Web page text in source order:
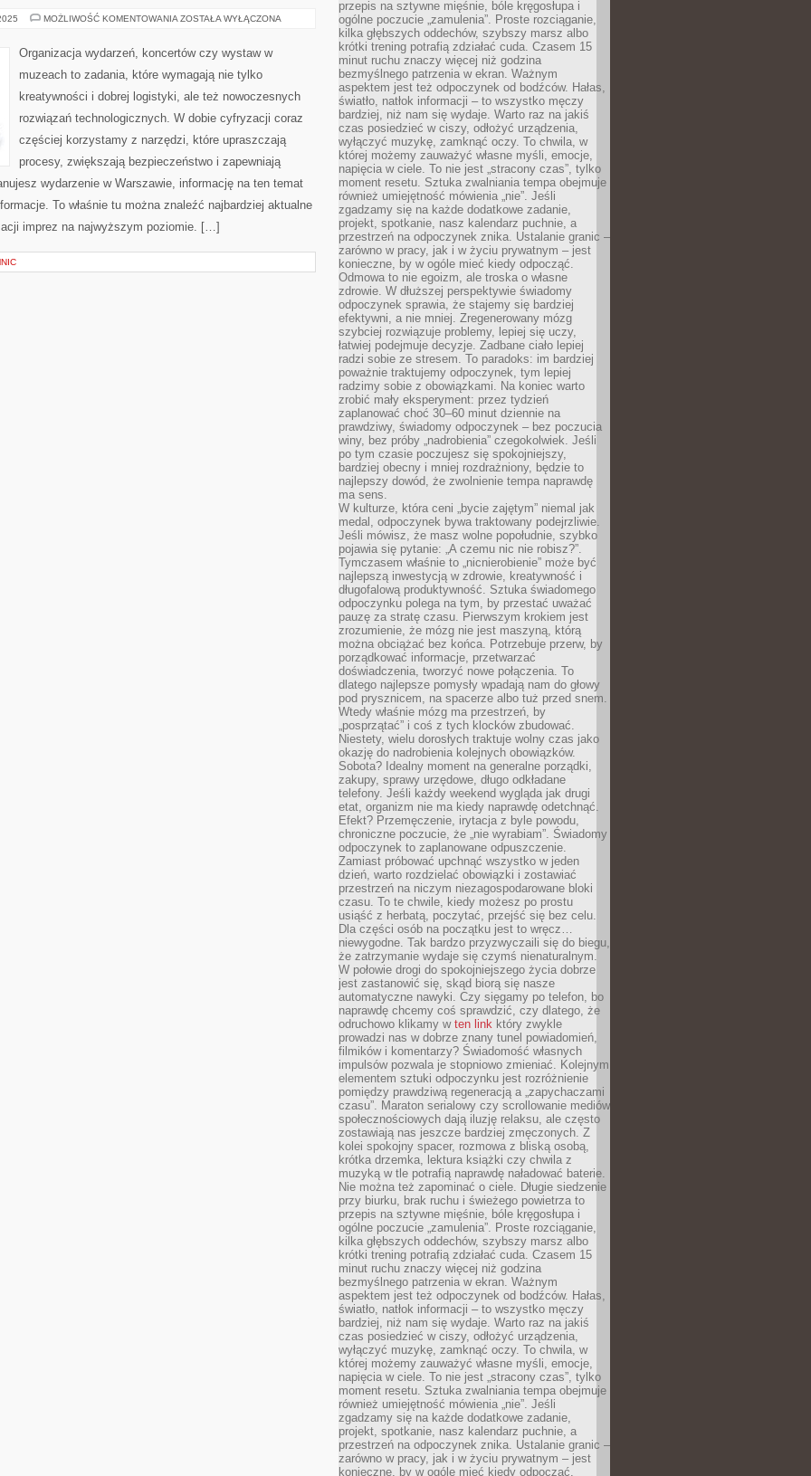
MOŻLIWOŚĆ KOMENTOWANIA WARSZAWA:
HISTORII!
ZOSTAŁA WYŁĄCZONA
Organizacja wydarzeń, koncertów czy wystaw w
muzeach to zadania, które wymagają nie tylko
kreatywności i dobrej logistyki, ale też nowoczesnych
rozwiązań technologicznych. W dobie cyfryzacji coraz
częściej korzystamy z narzędzi, które upraszczają
procesy, zwiększają bezpieczeństwo i zapewniają
wydarzenie w Warszawie, informację na ten temat
To właśnie tu można znaleźć najbardziej aktualne
imprez na najwyższym poziomie. […]
przepis na sztywne mięśnie, bóle kręgosłupa i
ogólne poczucie „zamulenia”. Proste rozciąganie,
kilka głębszych oddechów, szybszy marsz albo
krótki trening potrafią zdziałać cuda. Czasem 15
minut ruchu znaczy więcej niż godzina
bezmyślnego patrzenia w ekran. Ważnym
aspektem jest też odpoczynek od bodźców. Hałas,
światło, natłok informacji – to wszystko męczy
bardziej, niż nam się wydaje. Warto raz na jakiś
czas posiedzieć w ciszy, odłożyć urządzenia,
wyłączyć muzykę, zamknąć oczy. To chwila, w
której możemy zauważyć własne myśli, emocje,
napięcia w ciele. To nie jest „stracony czas”, tylko
moment resetu. Sztuka zwalniania tempa obejmuje
również umiejętność mówienia „nie”. Jeśli
zgadzamy się na każde dodatkowe zadanie,
projekt, spotkanie, nasz kalendarz puchnie, a
przestrzeń na odpoczynek znika. Ustalanie granic –
zarówno w pracy, jak i w życiu prywatnym – jest
konieczne, by w ogóle mieć kiedy odpocząć.
Odmowa to nie egoizm, ale troska o własne
zdrowie. W dłuższej perspektywie świadomy
odpoczynek sprawia, że stajemy się bardziej
efektywni, a nie mniej. Zregenerowany mózg
szybciej rozwiązuje problemy, lepiej się uczy,
łatwiej podejmuje decyzje. Zadbane ciało lepiej
radzi sobie ze stresem. To paradoks: im bardziej
poważnie traktujemy odpoczynek, tym lepiej
radzimy sobie z obowiązkami. Na koniec warto
zrobić mały eksperyment: przez tydzień
zaplanować choć 30–60 minut dziennie na
prawdziwy, świadomy odpoczynek – bez poczucia
winy, bez próby „nadrobienia” czegokolwiek. Jeśli
po tym czasie poczujesz się spokojniejszy,
bardziej obecny i mniej rozdrażniony, będzie to
najlepszy dowód, że zwolnienie tempa naprawdę
ma sens.
W kulturze, która ceni „bycie zajętym” niemal jak
medal, odpoczynek bywa traktowany podejrzliwie.
Jeśli mówisz, że masz wolne popołudnie, szybko
pojawia się pytanie: „A czemu nic nie robisz?”.
Tymczasem właśnie to „nicnierobienie” może być
najlepszą inwestycją w zdrowie, kreatywność i
długofalową produktywność. Sztuka świadomego
odpoczynku polega na tym, by przestać uważać
pauzę za stratę czasu. Pierwszym krokiem jest
zrozumienie, że mózg nie jest maszyną, którą
można obciążać bez końca. Potrzebuje przerw, by
porządkować informacje, przetwarzać
doświadczenia, tworzyć nowe połączenia. To
dlatego najlepsze pomysły wpadają nam do głowy
pod prysznicem, na spacerze albo tuż przed snem.
Wtedy właśnie mózg ma przestrzeń, by
„posprzątać” i coś z tych klocków zbudować.
Niestety, wielu dorosłych traktuje wolny czas jako
okazję do nadrobienia kolejnych obowiązków.
Sobota? Idealny moment na generalne porządki,
zakupy, sprawy urzędowe, długo odkładane
telefony. Jeśli każdy weekend wygląda jak drugi
etat, organizm nie ma kiedy naprawdę odetchnąć.
Efekt? Przemęczenie, irytacja z byle powodu,
chroniczne poczucie, że „nie wyrabiam”. Świadomy
odpoczynek to zaplanowane odpuszczenie.
Zamiast próbować upchnąć wszystko w jeden
dzień, warto rozdzielać obowiązki i zostawiać
przestrzeń na niczym niezagospodarowane bloki
czasu. To te chwile, kiedy możesz po prostu
usiąść z herbatą, poczytać, przejść się bez celu.
Dla części osób na początku jest to wręcz…
niewygodne. Tak bardzo przyzwyczaili się do biegu,
że zatrzymanie wydaje się czymś nienaturalnym.
W połowie drogi do spokojniejszego życia dobrze
jest zastanowić się, skąd biorą się nasze
automatyczne nawyki. Czy sięgamy po telefon, bo
naprawdę chcemy coś sprawdzić, czy dlatego, że
odruchowo klikamy w ten link który zwykle
prowadzi nas w dobrze znany tunel powiadomień,
filmików i komentarzy? Świadomość własnych
impulsów pozwala je stopniowo zmieniać. Kolejnym
elementem sztuki odpoczynku jest rozróżnienie
pomiędzy prawdziwą regeneracją a „zapychaczami
czasu”. Maraton serialowy czy scrollowanie mediów
społecznościowych dają iluzję relaksu, ale często
zostawiają nas jeszcze bardziej zmęczonych. Z
kolei spokojny spacer, rozmowa z bliską osobą,
krótka drzemka, lektura książki czy chwila z
muzyką w tle potrafią naprawdę naładować baterie.
Nie można też zapominać o ciele. Długie siedzenie
przy biurku, brak ruchu i świeżego powietrza to
przepis na sztywne mięśnie, bóle kręgosłupa i
ogólne poczucie „zamulenia”. Proste rozciąganie,
kilka głębszych oddechów, szybszy marsz albo
krótki trening potrafią zdziałać cuda. Czasem 15
minut ruchu znaczy więcej niż godzina
bezmyślnego patrzenia w ekran. Ważnym
aspektem jest też odpoczynek od bodźców. Hałas,
światło, natłok informacji – to wszystko męczy
bardziej, niż nam się wydaje. Warto raz na jakiś
czas posiedzieć w ciszy, odłożyć urządzenia,
wyłączyć muzykę, zamknąć oczy. To chwila, w
której możemy zauważyć własne myśli, emocje,
napięcia w ciele. To nie jest „stracony czas”, tylko
moment resetu. Sztuka zwalniania tempa obejmuje
również umiejętność mówienia „nie”. Jeśli
zgadzamy się na każde dodatkowe zadanie,
projekt, spotkanie, nasz kalendarz puchnie, a
przestrzeń na odpoczynek znika. Ustalanie granic –
zarówno w pracy, jak i w życiu prywatnym – jest
konieczne, by w ogóle mieć kiedy odpocząć.